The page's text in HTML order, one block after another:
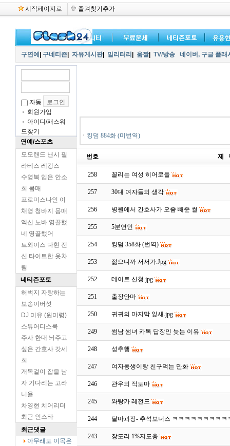
시작페이지로 즐겨찾기추가
구연예 구네티즌 자유게시판| 밀리터리 움짤| TV/방송 네이버, 구글 플
자동
회원가입
아이디/패스워
드찾기
연예/스포츠
모모랜드 낸시 필
라테스 레깅스
수영복 입은 안소
희 몸매
프로미스나인 이
채영 청바지 몸매
엑신 노바 영끌했
네 영끌했어
트와이스 다현 전
신 타이트한 옷차
림
네티즌포토
허벅지 자랑하는
보송이버섯
DJ 미유 (원미령)
스튜어디스룩
주사 한대 놔주고
싶은 간호사 갓세
희
개목걸이 잡을 남
자 기다리는 고라
니율
차영현 치어리더
최근 인스타
최근댓글
아무래도 이목은
ㆍ 킹덤 884화 (미번역)
번호 제
258 꼴리는 여성 히어로들
257 30대 여자들의 생각
256 병원에서 간호사가 오줌 빼준 썰
255 5분연인
254 킹덤 358화 (번역)
253 젊으니까 서서가.Jpg
252 데이트 신청.jpg
251 출장안마
250 귀귀의 마지막 잎새.jpg
249 썸남 썸녀 카톡 답장인 늦는 이유
248 성추행
247 여자동생이랑 친구먹는 만화
246 관우의 적토마
245 와탕카 레전드
244 달마과장- 추석보너스 ㅋㅋㅋㅋㅋㅋㅋㅋㅋ
243 장도리 1%지도층